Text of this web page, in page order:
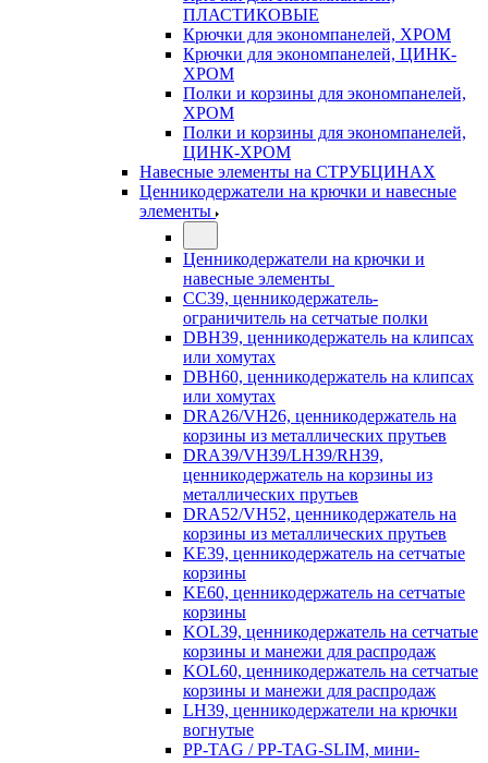
ПЛАСТИКОВЫЕ
Крючки для экономпанелей, ХРОМ
Крючки для экономпанелей, ЦИНК-
ХРОМ
Полки и корзины для экономпанелей,
ХРОМ
Полки и корзины для экономпанелей,
ЦИНК-ХРОМ
Навесные элементы на СТРУБЦИНАХ
Ценникодержатели на крючки и навесные
элементы
Ценникодержатели на крючки и
навесные элементы
CC39, ценникодержатель-
ограничитель на сетчатые полки
DBH39, ценникодержатель на клипсах
или хомутах
DBH60, ценникодержатель на клипсах
или хомутах
DRA26/VH26, ценникодержатель на
корзины из металлических прутьев
DRA39/VH39/LH39/RH39,
ценникодержатель на корзины из
металлических прутьев
DRA52/VH52, ценникодержатель на
корзины из металлических прутьев
KE39, ценникодержатель на сетчатые
корзины
KE60, ценникодержатель на сетчатые
корзины
KOL39, ценникодержатель на сетчатые
корзины и манежи для распродаж
KOL60, ценникодержатель на сетчатые
корзины и манежи для распродаж
LH39, ценникодержатели на крючки
вогнутые
PP-TAG / PP-TAG-SLIM, мини-